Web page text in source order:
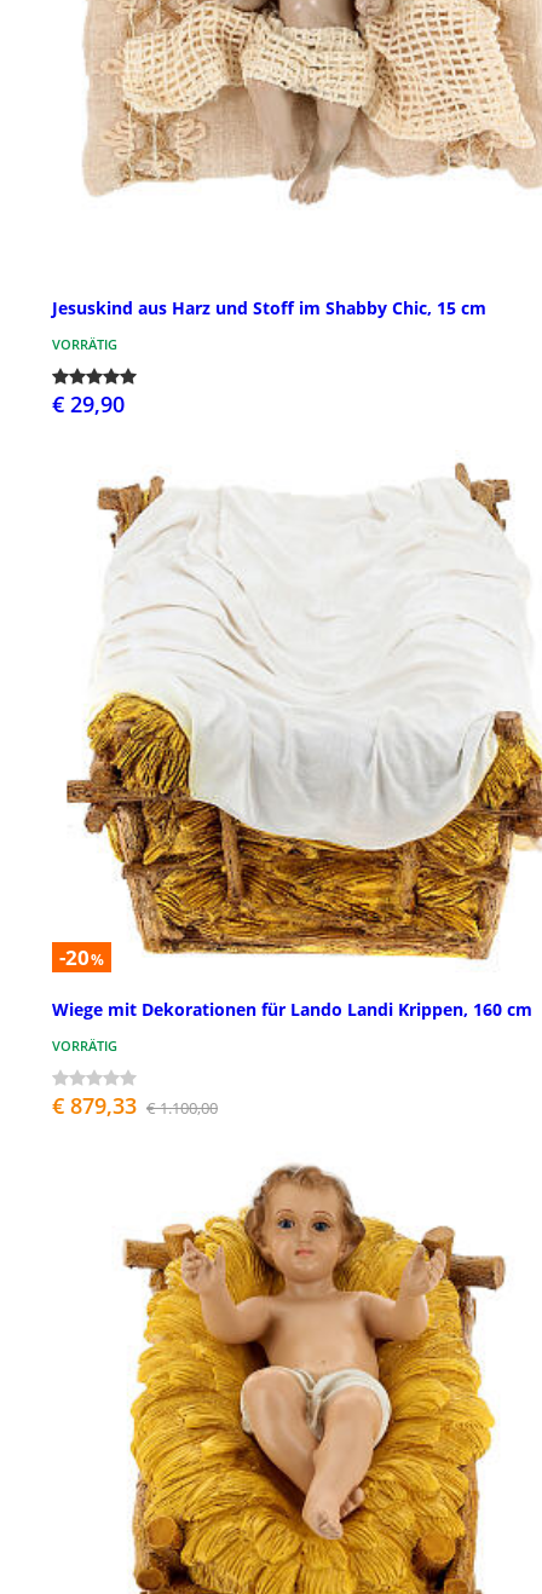
Jesuskind aus Harz und Stoff im Shabby Chic, 15 cm
VORRÄTIG
€ 29,90
-20%
Wiege mit Dekorationen für Lando Landi Krippen, 160 cm
VORRÄTIG
€ 879,33 € 1.100,00